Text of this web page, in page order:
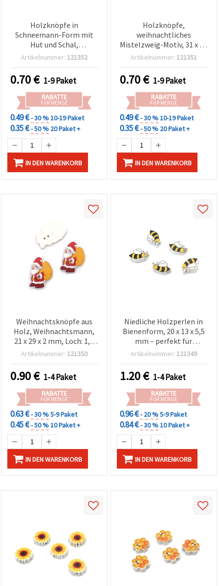
Holzknöpfe in
Schneemann-Form mit
Hut und Schal,
mehrfarbig bedruckt –
mm, Loch Ø 1,5 mm, 10
Stück, für Nähen,
Scrapbooking,
Kartenbasteln & DIY
Artikelnummer: 121352
0.70€ 1-9 Paket
RABATTE
FÜR MENGE
0.49 €- 30 %10-19 Paket
0.35 €- 50 % 20 Paket +
IN DEN WARENKORB
Holzknöpfe,
weihnachtliches
Mistelzweig-Motiv, 31 x 21
x 2 mm, Loch: 1 mm, 10er-
Artikelnummer: 121351
0.70€ 1-9 Paket
RABATTE
FÜR MENGE
0.49 €- 30 %10-19 Paket
0.35 €- 50 % 20 Paket +
IN DEN WARENKORB
Weihnachtsknöpfe aus
Holz, Weihnachtsmann,
21 x 29 x 2 mm, Loch: 1,5
mm – 10 Stück
Artikelnummer: 121350
0.90€ 1-4 Paket
RABATTE
FÜR MENGE
0.63 €- 30 %5-9 Paket
0.45 €- 50 %10 Paket +
IN DEN WARENKORB
Niedliche Holzperlen in
Bienenform, 20 x 13 x 5,5
mm – perfekt für
Schmuck, Basteln & DIY,
(gemischt)
Artikelnummer: 121349
1.20€ 1-4 Paket
RABATTE
FÜR MENGE
0.96 €- 20 %5-9 Paket
0.84 €- 30 %10 Paket +
IN DEN WARENKORB